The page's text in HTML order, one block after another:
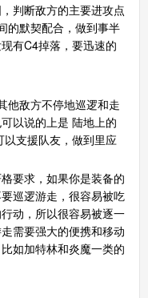
判断敌方的主要进攻点
的默契配合，做到事半
有C4掉落，要迅速的
敌方不停地巡逻和走
以说的上是 陆地上的
支援队友，做到里应
要求，如果你是装备的
巡逻游走，很容易被吃
动，所以很容易被逐一
需要强大的便携和移动
如加特林和炎魔一类的